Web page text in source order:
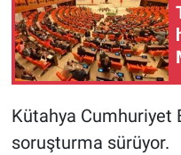
Kütahya Cumhuriyet
soruşturma sürüyor.
Nedir
Popüler
Programlar